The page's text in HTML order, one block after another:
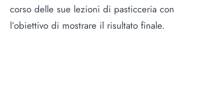
corso delle sue lezioni di pasticceria con
l’obiettivo di mostrare il risultato finale.